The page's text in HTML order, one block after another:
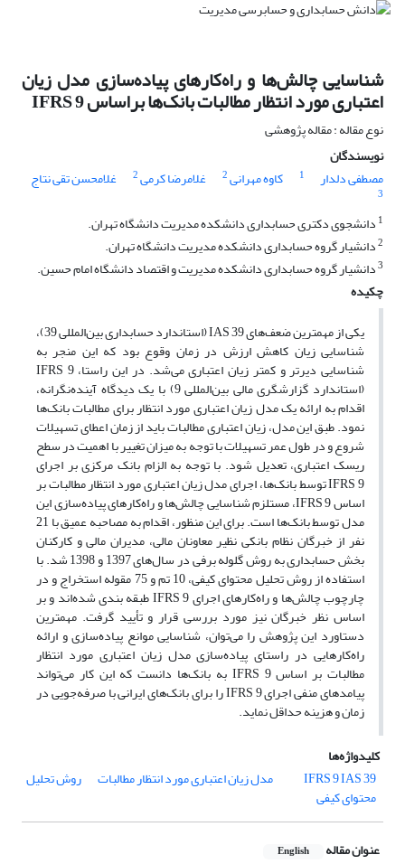
شناسایی چالش‌ها و راه‌کارهای پیاده‌سازی مدل زیان
اعتباری مورد انتظار مطالبات بانک‌ها براساس IFRS 9
نوع مقاله : مقاله پژوهشی
نویسندگان
مصطفی دلدار
1 کاوه مهرانی2 غلامرضا کرمی2 غلامحسن تقی نتاج
3
1 دانشجوی دکتری حسابداری دانشکده مدیریت دانشگاه تهران.
2دانشیار گروه حسابداری دانشکده مدیریت دانشگاه تهران.
3دانشیار گروه حسابداری دانشکده مدیریت و اقتصاد دانشگاه امام حسین.
چکیده
یکی از مهمترین ضعف‌های IAS 39 (استاندارد حسابداری بین‌المللی 39)،
شناسایی زیان کاهش ارزش در زمان وقوع بود که این منجر به
شناسایی دیرتر و کمتر زیان اعتباری می‌شد. در این راستا، IFRS 9
(استاندارد گزارشگری مالی بین‌المللی 9) با یک دیدگاه آینده‌نگرانه،
اقدام به ارائه یک مدل زیان اعتباری مورد انتظار برای مطالبات بانک‌ها
نمود. طبق این مدل، زیان اعتباری مطالبات باید از زمان اعطای تسهیلات
شروع و در طول عمر تسهیلات با توجه به میزان تغییر با اهمیت در سطح
ریسک اعتباری، تعدیل شود. با توجه به الزام بانک مرکزی بر اجرای
IFRS 9 توسط بانک‌ها، اجرای مدل زیان اعتباری مورد انتظار مطالبات بر
اساس IFRS 9، مستلزم شناسایی چالش‌ها و راه‌کارهای پیاده‌سازی این
مدل توسط بانک‌ها است. برای این منظور، اقدام به مصاحبه عمیق با 21
نفر از خبرگان نظام بانکی نظیر معاونان مالی، مدیران مالی و کارکنان
بخش حسابداری به روش گلوله برفی در سال‌های 1397 و 1398 شد. با
استفاده از روش تحلیل محتوای کیفی، 10 تم و 75 مقوله استخراج و در
چارچوب چالش‌ها و راه‌کارهای اجرای IFRS 9 طبقه بندی شده‌اند و بر
اساس نظر خبرگان نیز مورد بررسی قرار و تأیید گرفت. مهمترین
دستاورد این پژوهش را می‌توان، شناسایی موانع پیاده‌سازی و ارائه
راه‌کارهایی در راستای پیاده‌سازی مدل زیان اعتباری مورد انتظار
مطالبات بر اساس IFRS 9 به بانک‌ها دانست که این کار می‌تواند
پیامدهای منفی اجرای IFRS 9 را برای بانک‌های ایرانی با صرفه‌جویی در
زمان و هزینه حداقل نماید.
کلیدواژه‌ها
IFRS 9IAS 39 مدل زیان اعتباری مورد انتظار مطالبات روش تحلیل
محتوای کیفی
عنوان مقاله English